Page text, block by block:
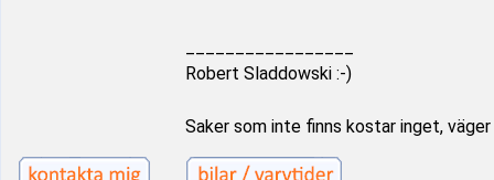
Robert Sladdowski :-)
Saker som inte finns kostar inget,